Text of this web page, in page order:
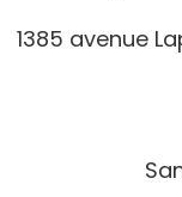
1385 avenue